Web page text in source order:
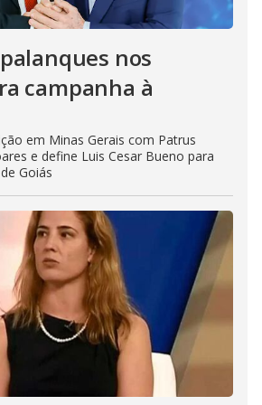
nos
campanha à
em Minas Gerais com Patrus
e define Luis Cesar Bueno para
Goiás